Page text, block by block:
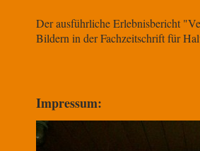
Der ausführliche Erlebnisbericht
Bildern in der Fachzeitschrift für
Impressum: